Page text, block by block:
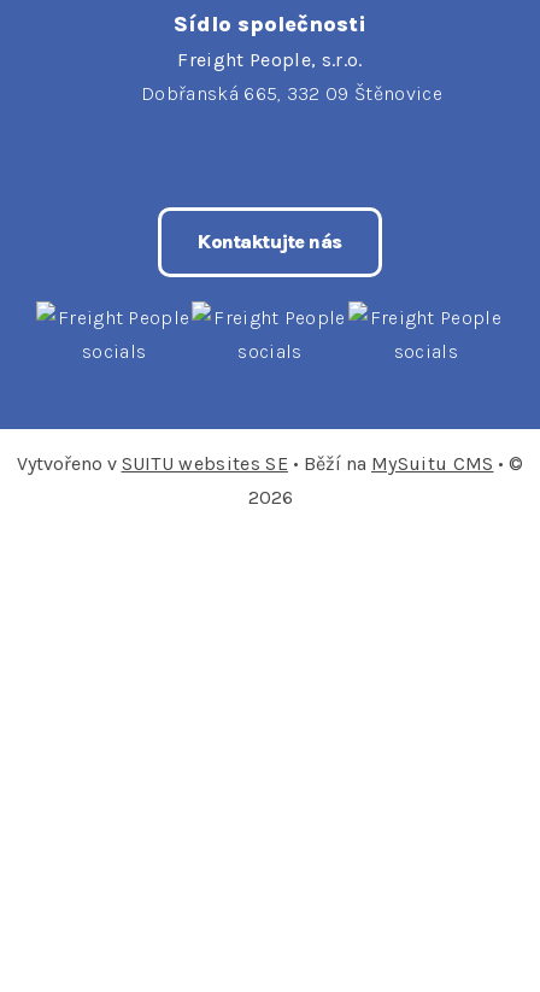
Sídlo společnosti
Freight People, s.r.o.
Dobřanská 665, 332 09 Štěnovice
Kontaktujte nás
Vytvořeno v SUITU websites SE • Běží na MySuitu CMS • ©
2026